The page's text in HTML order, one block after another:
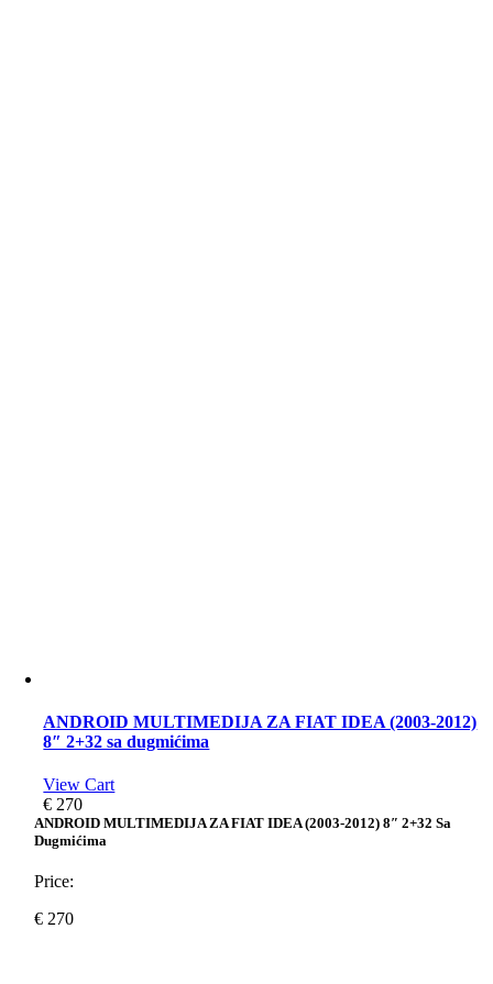
ANDROID MULTIMEDIJA ZA FIAT IDEA (2003-2012)
8″ 2+32 sa dugmićima
View Cart
€ 270
ANDROID MULTIMEDIJA ZA FIAT IDEA (2003-2012) 8″ 2+32 Sa
Dugmićima
Price:
€ 270